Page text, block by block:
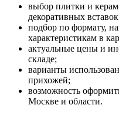
выбор плитки и
декоративных
подбор по формату,
характеристикам в
актуальные цены и
складе;
варианты
прихожей;
возможность
Москве и области.